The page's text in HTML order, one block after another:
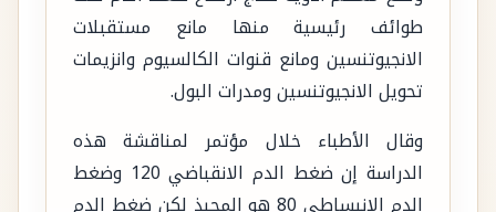
طوائف رئيسية منها مانع مستقبلات
الانجيوتنسين ومانع قنوات الكالسيوم وانزيمات
تحويل الانجيوتنسين ومدرات البول.
وقال الأطباء خلال مؤتمر لمناقشة هذه
الدراسة إن ضغط الدم الانقباضي 120 وضغط
الدم الانبساطي 80 هو المحبذ لكن ضغط الدم